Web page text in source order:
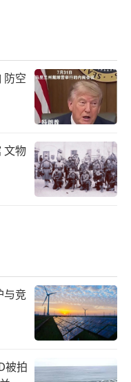
系”的建立也让
交手段解决复杂
一次访问成功与
的文件，更要看
走势。美国国会
动。他们要求行
向国会进行充分
普本人在走下飞
下了一个非常积
防空
文物
与竞
被拍